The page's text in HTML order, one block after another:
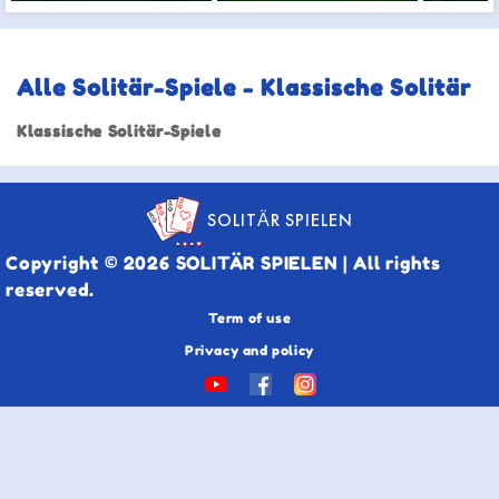
Alle Solitär-Spiele - Klassische Solitär
Klassische Solitär-Spiele
SOLITÄR SPIELEN
Copyright © 2026 SOLITÄR SPIELEN | All rights
reserved.
Term of use
Privacy and policy